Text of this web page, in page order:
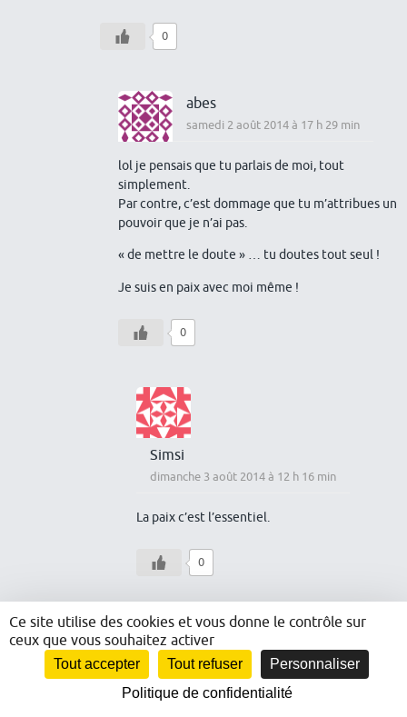
Ce site utilise des cookies et vous donne le contrôle sur
ceux que vous souhaitez activer
Tout accepter Tout refuser
Personnaliser
Politique de confidentialité
0
abes
samedi 2 août 2014 à 17 h 29 min
lol je pensais que tu parlais de moi, tout
simplement.
Par contre, c’est dommage que tu m’attribues un
pouvoir que je n’ai pas.
« de mettre le doute » … tu doutes tout seul !
Je suis en paix avec moi même !
0
Simsi
dimanche 3 août 2014 à 12 h 16 min
La paix c’est l’essentiel.
0
kinafest
samedi 2 août 2014 à 12 h 48 min
Bonjour Abes,